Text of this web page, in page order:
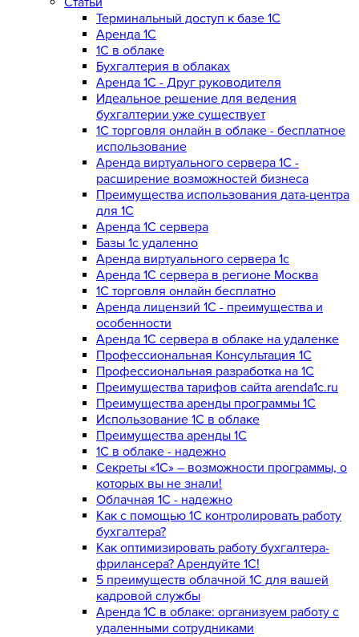
Терминальный доступ к базе 1С
Аренда 1С
1С в облаке
Бухгалтерия в облаках
Аренда 1С - Друг руководителя
Идеальное решение для ведения
бухгалтерии уже существует
1С торговля онлайн в облаке - бесплатное
использование
Аренда виртуального сервера 1С -
расширение возможностей бизнеса
Преимущества использования дата-центра
для 1С
Аренда 1С сервера
Базы 1с удаленно
Аренда виртуального сервера 1с
Аренда 1С сервера в регионе Москва
1С торговля онлайн бесплатно
Аренда лицензий 1С - преимущества и
особенности
Аренда 1С сервера в облаке на удаленке
Профессиональная Консультация 1С
Профессиональная разработка на 1С
Преимущества тарифов сайта arenda1c.ru
Преимущества аренды программы 1С
Использование 1С в облаке
Преимущества аренды 1С
1С в облаке - надежно
Секреты «1С» – возможности программы, о
которых вы не знали!
Облачная 1С - надежно
Как с помощью 1С контролировать работу
бухгалтера?
Как оптимизировать работу бухгалтера-
фрилансера? Арендуйте 1С!
5 преимуществ облачной 1С для вашей
кадровой службы
Аренда 1С в облаке: организуем работу с
удаленными сотрудниками